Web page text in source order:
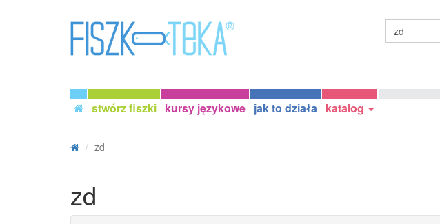
stwórz fiszki kursy językowe jak to działa katalog
zd
zd